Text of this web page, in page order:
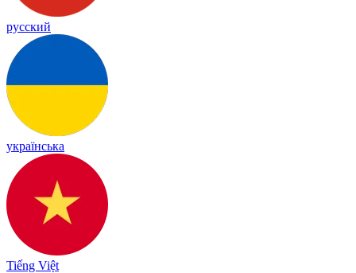
русский
українська
Tiếng Việt